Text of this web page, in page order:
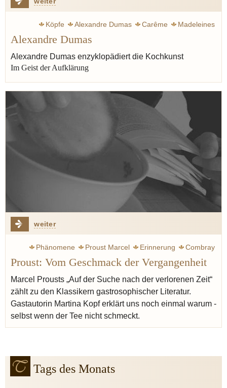
Köpfe Alexandre Dumas Carême
Madeleines
Proust Marcel
Koch
Zeit
Literatur Aufklärung
Varenne françois-pierre de la
Alexandre Dumas
Alexandre Dumas enzyklopädiert die Kochkunst
Im Geist der Aufklärung
weiter
Phänomene Proust Marcel Erinnerung
Combray
Madeleine
Once Epoche Paradox
Proust: Vom Geschmack der Vergangenheit
Marcel Prousts „Auf der Suche nach der verlorenen Zeit“
zählt zu den Klassikern gastrosophischer Literatur.
Gastautorin Martina Kopf erklärt uns noch einmal warum -
selbst wenn der Tee nicht schmeckt.
Tags des Monats